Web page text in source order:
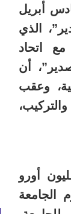
أبريل
الذي
اتحاد
أن
وعقب
الأوروبي للاستثمار على منح قرض بقيمة 70 مليون أورو
الجامعة